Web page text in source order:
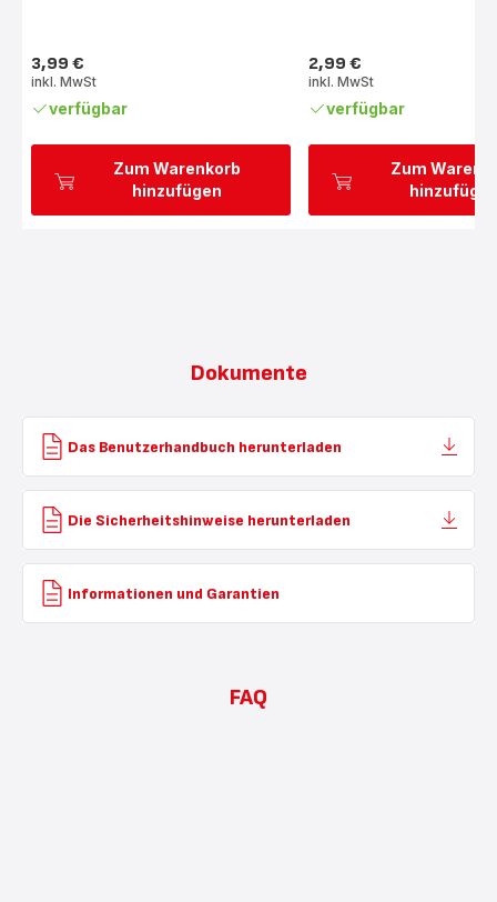
Zum Warenkorb
hinzufügen
Preis
3,99 €
inkl. MwSt
verfügbar
Zum
Preis
2,99 €
inkl. MwSt
verfügbar
Dokumente
Das Benutzerhandbuch herunterladen
Die Sicherheitshinweise herunterladen
Informationen und Garantien
FAQ